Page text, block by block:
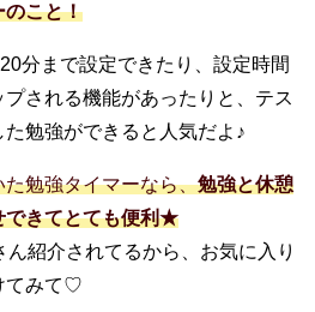
のこと！
分まで設定できたり、設定時間
される機能があったりと、テス
た勉強ができると人気だよ♪
勉強タイマーなら、勉強と休憩
できてとても便利★
紹介されてるから、お気に入り
てみて♡